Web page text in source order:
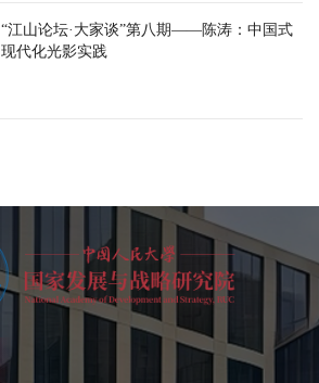
“江山论坛·大家谈”第八期——陈涛：中国式
现代化光影实践